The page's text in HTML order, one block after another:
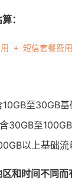
：
+ 短信套餐费
至30GB基
30GB至100GB
以上基础流
和时间不同